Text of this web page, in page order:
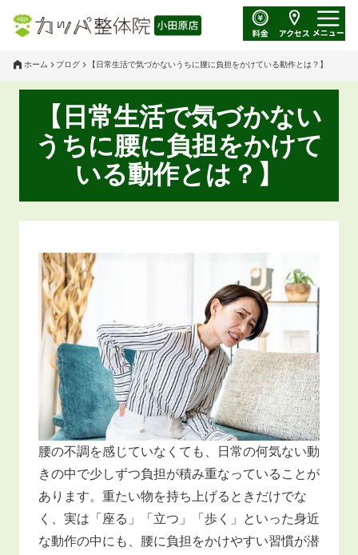
ホーム ブログ 【日常生活で気づかないうちに腰に負担をかけている動作とは？】
【日常生活で気づかない
うちに腰に負担をかけて
いる動作とは？】
腰の不調を感じていなくても、日常の何気ない動
きの中で少しずつ負担が積み重なっていることが
あります。重たい物を持ち上げるときだけでな
く、実は「座る」「立つ」「歩く」といった身近
な動作の中にも、腰に負担をかけやすい習慣が潜